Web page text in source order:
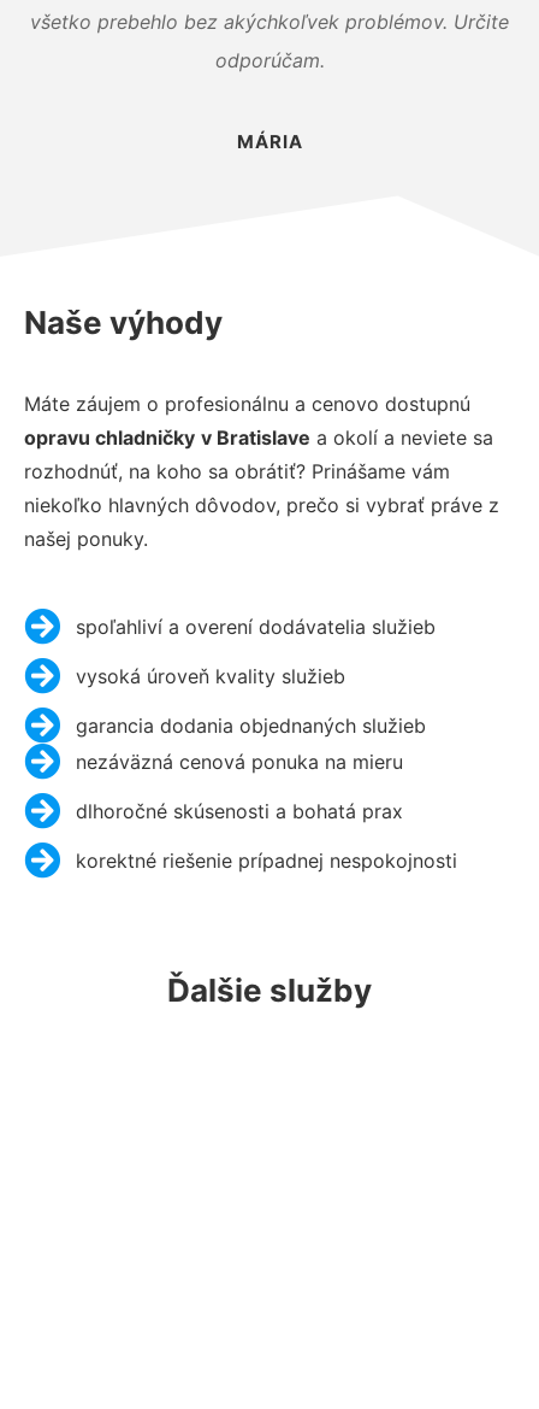
všetko prebehlo bez akýchkoľvek problémov. Určite
odporúčam.
MÁRIA
Naše výhody
Máte záujem o profesionálnu a cenovo dostupnú
opravu chladničky v Bratislave a okolí a neviete sa
rozhodnúť, na koho sa obrátiť? Prinášame vám
niekoľko hlavných dôvodov, prečo si vybrať práve z
našej ponuky.
spoľahliví a overení dodávatelia služieb
vysoká úroveň kvality služieb
garancia dodania objednaných služieb
nezáväzná cenová ponuka na mieru
dlhoročné skúsenosti a bohatá prax
korektné riešenie prípadnej nespokojnosti
Ďalšie služby